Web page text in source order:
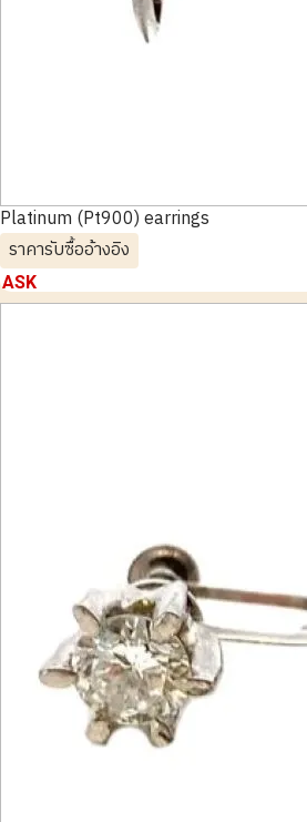
Platinum (Pt900) earrings
ราคารับซื้ออ้างอิง
ASK